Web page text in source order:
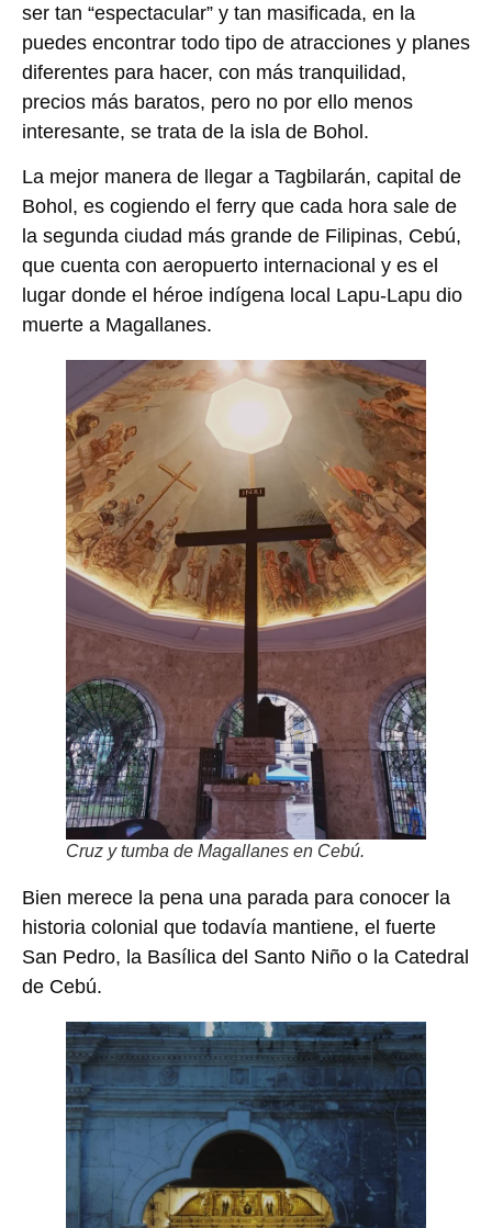
ser tan “espectacular” y tan masificada, en la
puedes encontrar todo tipo de atracciones y planes
diferentes para hacer, con más tranquilidad,
precios más baratos, pero no por ello menos
interesante, se trata de la isla de Bohol.
La mejor manera de llegar a Tagbilarán, capital de
Bohol, es cogiendo el ferry que cada hora sale de
la segunda ciudad más grande de Filipinas, Cebú,
que cuenta con aeropuerto internacional y es el
lugar donde el héroe indígena local Lapu-Lapu dio
muerte a Magallanes.
Cruz y tumba de Magallanes en Cebú.
Bien merece la pena una parada para conocer la
historia colonial que todavía mantiene, el fuerte
San Pedro, la Basílica del Santo Niño o la Catedral
de Cebú.